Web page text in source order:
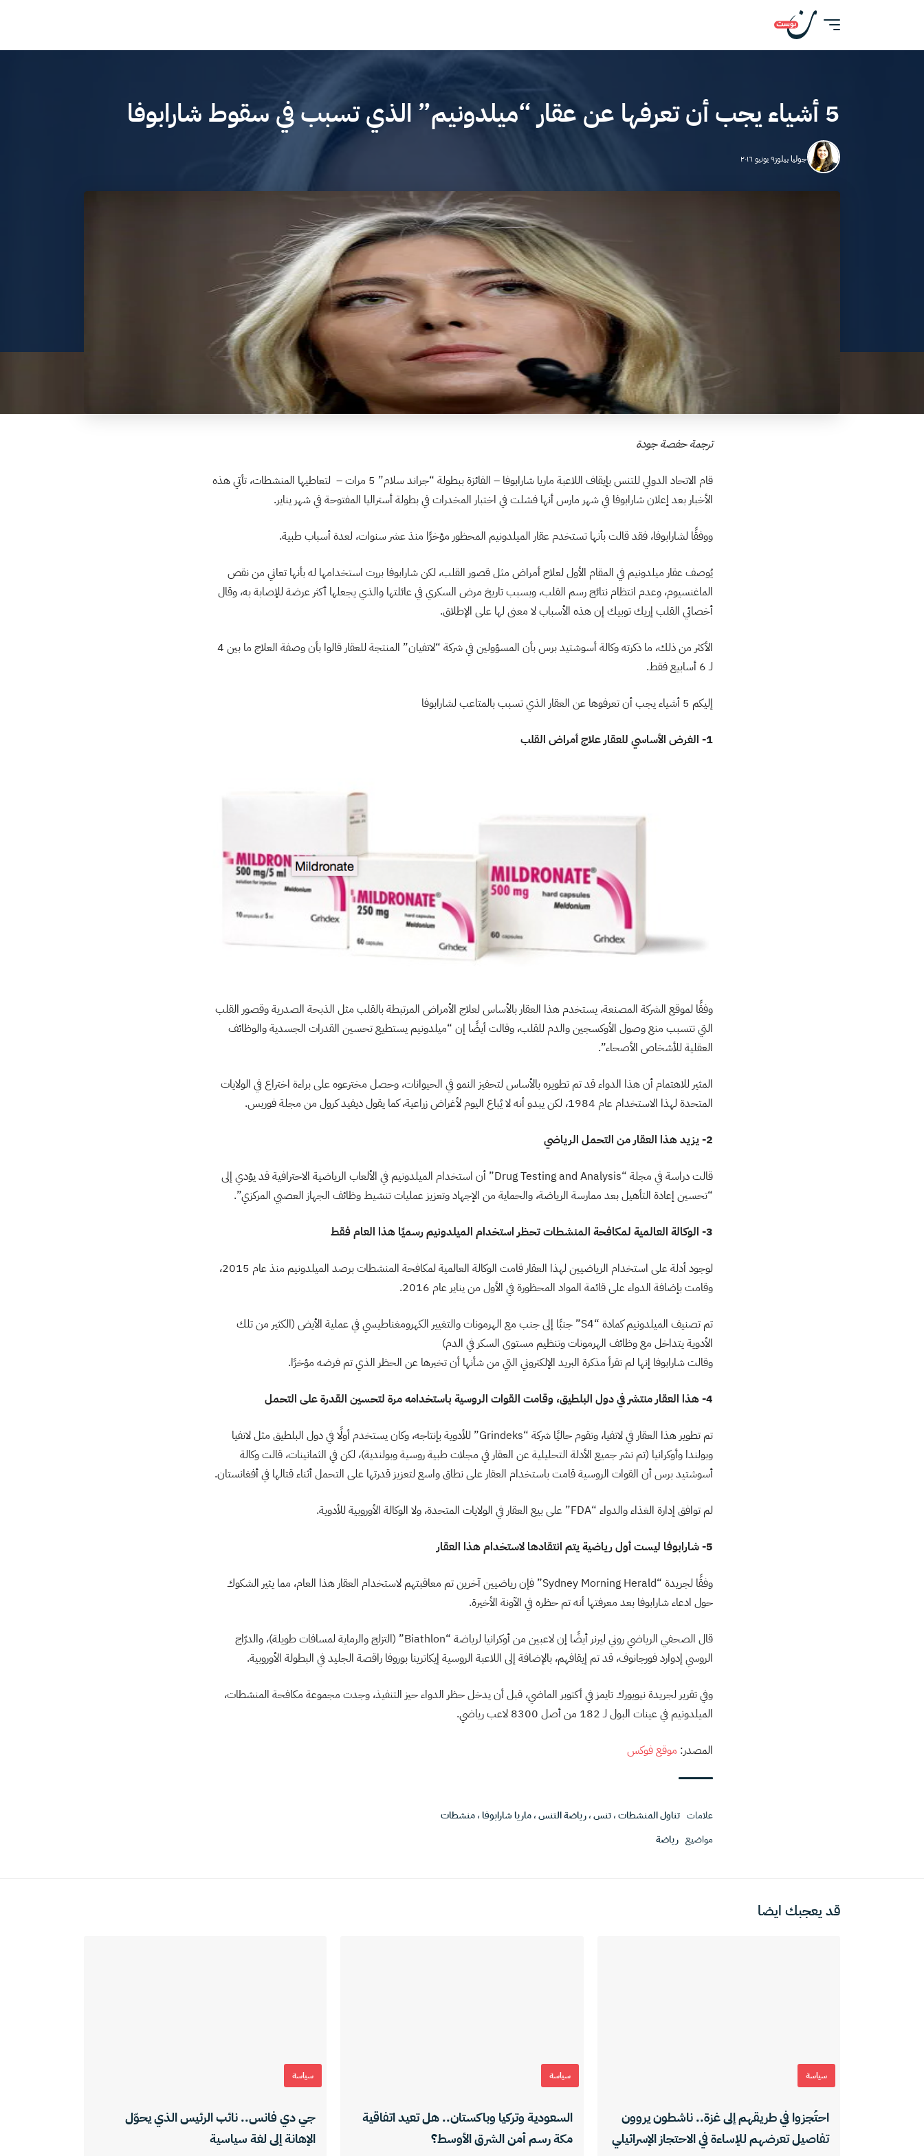
5 أشياء يجب أن تعرفها عن عقار “ميلدونيم” الذي تسبب في سقوط شارابوفا
جوليا بيلوز٩ يونيو ٢٠١٦
ترجمة حفصة جودة
قام الاتحاد الدولي للتنس بإيقاف اللاعبة ماريا شارابوفا – الفائزة ببطولة “جراند سلام” 5 مرات – لتعاطيها المنشطات، تأتي هذه
الأخبار بعد إعلان شارابوفا في شهر مارس أنها فشلت في اختبار المخدرات في بطولة أستراليا المفتوحة في شهر يناير.
ووفقًا لشارابوفا، فقد قالت بأنها تستخدم عقار الميلدونيم المحظور مؤخرًا منذ عشر سنوات، لعدة أسباب طبية.
يُوصف عقار ميلدونيم في المقام الأول لعلاج أمراض مثل قصور القلب، لكن شارابوفا بررت استخدامها له بأنها تعاني من نقص
الماغنسيوم، وعدم انتظام نتائج رسم القلب، وبسبب تاريخ مرض السكري في عائلتها والذي يجعلها أكثر عرضة للإصابة به، وقال
أخصائي القلب إريك توبيك إن هذه الأسباب لا معنى لها على الإطلاق.
الأكثر من ذلك، ما ذكرته وكالة أسوشتيد برس بأن المسؤولين في شركة “لاتفيان” المنتجة للعقار قالوا بأن وصفة العلاج ما بين 4
لـ 6 أسابيع فقط.
إليكم 5 أشياء يجب أن تعرفوها عن العقار الذي تسبب بالمتاعب لشارابوفا
1- الغرض الأساسي للعقار علاج أمراض القلب
وفقًا لموقع الشركة المصنعة، يستخدم هذا العقار بالأساس لعلاج الأمراض المرتبطة بالقلب مثل الذبحة الصدرية وقصور القلب
التي تتسبب منع وصول الأوكسجين والدم للقلب، وقالت أيضًا إن “ميلدونيم يستطيع تحسين القدرات الجسدية والوظائف
العقلية للأشخاص الأصحاء”.
المثير للاهتمام أن هذا الدواء قد تم تطويره بالأساس لتحفيز النمو في الحيوانات، وحصل مخترعوه على براءة اختراع في الولايات
المتحدة لهذا الاستخدام عام 1984، لكن يبدو أنه لا يُباع اليوم لأغراض زراعية، كما يقول ديفيد كرول من مجلة فوربس.
2- يزيد هذا العقار من التحمل الرياضي
قالت دراسة في مجلة “Drug Testing and Analysis” أن استخدام الميلدونيم في الألعاب الرياضية الاحترافية قد يؤدي إلى
“تحسين إعادة التأهيل بعد ممارسة الرياضة، والحماية من الإجهاد وتعزيز عمليات تنشيط وظائف الجهاز العصبي المركزي”.
3- الوكالة العالمية لمكافحة المنشطات تحظر استخدام الميلدونيم رسميًا هذا العام فقط
لوجود أدلة على استخدام الرياضيين لهذا العقار قامت الوكالة العالمية لمكافحة المنشطات برصد الميلدونيم منذ عام 2015،
وقامت بإضافة الدواء على قائمة المواد المحظورة في الأول من يناير عام 2016.
تم تصنيف الميلدونيم كمادة “S4” جنبًا إلى جنب مع الهرمونات والتغيير الكهرومغناطيسي في عملية الأيض (الكثير من تلك
الأدوية يتداخل مع وظائف الهرمونات وتنظيم مستوى السكر في الدم)
وقالت شارابوفا إنها لم تقرأ مذكرة البريد الإلكتروني التي من شأنها أن تخبرها عن الحظر الذي تم فرضه مؤخرًا.
4- هذا العقار منتشر في دول البلطيق، وقامت القوات الروسية باستخدامه مرة لتحسين القدرة على التحمل
تم تطوير هذا العقار في لاتفيا، وتقوم حاليًا شركة “Grindeks” للأدوية بإنتاجه، وكان يستخدم أولًا في دول البلطيق مثل لاتفيا
وبولندا وأوكرانيا (تم نشر جميع الأدلة التحليلية عن العقار في مجلات طبية روسية وبولندية)، لكن في الثمانينات، قالت وكالة
أسوشتيد برس أن القوات الروسية قامت باستخدام العقار على نطاق واسع لتعزيز قدرتها على التحمل أثناء قتالها في أفغانستان.
لم توافق إدارة الغذاء والدواء “FDA” على بيع العقار في الولايات المتحدة، ولا الوكالة الأوروبية للأدوية.
5- شارابوفا ليست أول رياضية يتم انتقادها لاستخدام هذا العقار
وفقًا لجريدة “Sydney Morning Herald” فإن رياضيين آخرين تم معاقبتهم لاستخدام العقار هذا العام، مما يثير الشكوك
حول ادعاء شارابوفا بعد معرفتها أنه تم حظره في الآونة الأخيرة.
قال الصحفي الرياضي روني ليرنر أيضًا إن لاعبين من أوكرانيا لرياضة “Biathlon” (التزلج والرماية لمسافات طويلة)، والدرّاج
الروسي إدوارد فورجانوف، قد تم إيقافهم، بالإضافة إلى اللاعبة الروسية إيكاترينا بوروفا راقصة الجليد في البطولة الأوروبية.
وفي تقرير لجريدة نيويورك تايمز في أكتوبر الماضي، قبل أن يدخل حظر الدواء حيز التنفيذ، وجدت مجموعة مكافحة المنشطات،
الميلدونيم في عينات البول لـ 182 من أصل 8300 لاعب رياضي.
المصدر: موقع فوكس
علامات تناول المنشطات،تنس،رياضة التنس،ماريا شارابوفا،منشطات
مواضيع رياضة
قد يعجبك ايضا
سياسة
احتُجزوا في طريقهم إلى غزة.. ناشطون يروون
تفاصيل تعرضهم للإساءة في الاحتجاز الإسرائيلي
سياسة
السعودية وتركيا وباكستان.. هل تعيد اتفاقية
مكة رسم أمن الشرق الأوسط؟
سياسة
جي دي فانس.. نائب الرئيس الذي يحوّل
الإهانة إلى لغة سياسية